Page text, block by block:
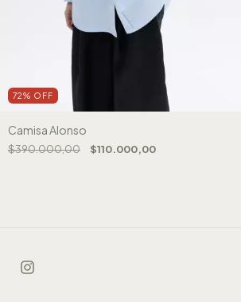
72% OFF
Camisa Alonso
$390.000,00 $110.000,00